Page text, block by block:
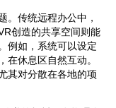
。传统远程办公中，
创造的共享空间则能
例如，系统可以设定
在休息区自然互动。
其对分散在各地的项